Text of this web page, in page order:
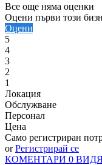
Все още няма оценки
Оцени първи този
Оцени
5
4
3
2
1
Локация
Обслужване
Персонал
Цена
Само регистриран
orРегистрирай се
КОМЕНТАРИ 0